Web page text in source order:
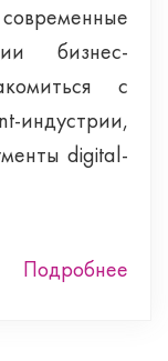
бизнес-
с
digital-
Подробнее